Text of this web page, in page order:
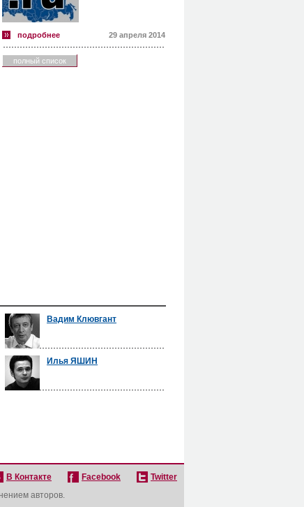
подробнее 29 апреля 2014
полный список
Вадим Клювгант
Илья ЯШИН
В Контакте Facebook
Twitter
авторов.